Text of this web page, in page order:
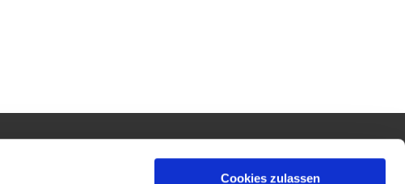
Cookies zulassen
Öffnungszeiten
Dienstag bis Freitag · 10 –12 Uhr